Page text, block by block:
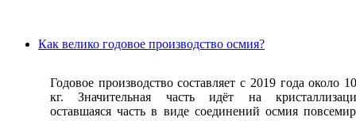
Как велико годовое производство осмия?
Годовое производство составляет с 2019 года около
кг. Значительная часть идёт на
оставшаяся часть в виде соединений осмия